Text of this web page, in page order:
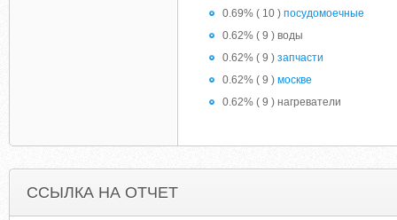
0.69% ( 10 ) посудомоечные
0.62% ( 9 ) воды
0.62% ( 9 ) запчасти
0.62% ( 9 ) москве
0.62% ( 9 ) нагреватели
ССЫЛКА НА ОТЧЕТ